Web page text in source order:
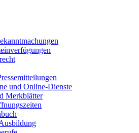
und Online-Dienste
Merkblätter